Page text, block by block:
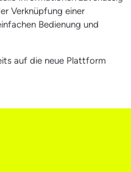
Verknüpfung einer
Bedienung und
auf die neue Plattform